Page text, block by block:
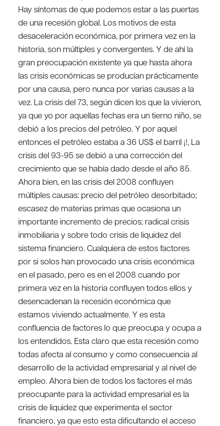
Hay síntomas de que podemos estar a las puertas
de una recesión global. Los motivos de esta
desaceleración económica, por primera vez en la
historia, son múltiples y convergentes. Y de ahí la
gran preocupación existente ya que hasta ahora
las crisis económicas se producían prácticamente
por una causa, pero nunca por varias causas a la
vez. La crisis del 73, según dicen los que la vivieron,
ya que yo por aquellas fechas era un tierno niño, se
debió a los precios del petróleo. Y por aquel
entonces el petróleo estaba a 36 US$ el barril ¡!, La
crisis del 93-95 se debió a una corrección del
crecimiento que se había dado desde el año 85.
Ahora bien, en las crisis del 2008 confluyen
múltiples causas: precio del petróleo desorbitado;
escasez de materias primas que ocasiona un
importante incremento de precios; radical crisis
inmobiliaria y sobre todo crisis de liquidez del
sistema financiero. Cualquiera de estos factores
por si solos han provocado una crisis económica
en el pasado, pero es en el 2008 cuando por
primera vez en la historia confluyen todos ellos y
desencadenan la recesión económica que
estamos viviendo actualmente. Y es esta
confluencia de factores lo que preocupa y ocupa a
los entendidos. Esta claro que esta recesión como
todas afecta al consumo y como consecuencia al
desarrollo de la actividad empresarial y al nivel de
empleo. Ahora bien de todos los factores el más
preocupante para la actividad empresarial es la
crisis de liquidez que experimenta el sector
financiero, ya que esto esta dificultando el acceso